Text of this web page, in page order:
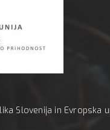
Slovenija in Evropska